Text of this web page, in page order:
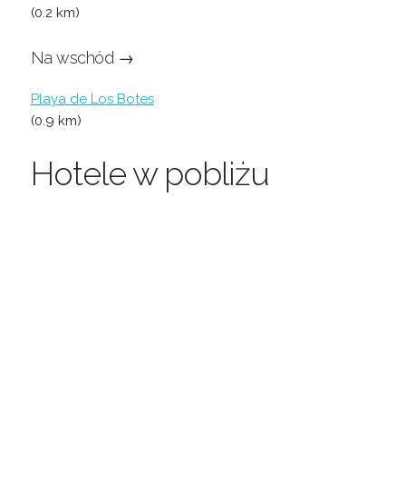
(0.2 km)
Na wschód →
Playa de Los Botes
(0.9 km)
Hotele w pobliżu